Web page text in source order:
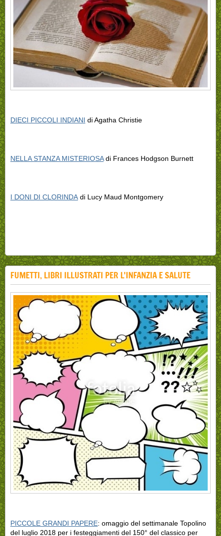
DIECI PICCOLI INDIANI di Agatha Christie
NELLA STANZA MISTERIOSAdi Frances Hodgson Burnett
I DONI DI CLORINDA di Lucy Maud Montgomery
FUMETTI, LIBRI ILLUSTRATI PER L'INFANZIA E SALUTE
PICCOLE GRANDI PAPERE: omaggio del settimanale Topolino
del luglio 2018 per i festeggiamenti del 150° del classico per